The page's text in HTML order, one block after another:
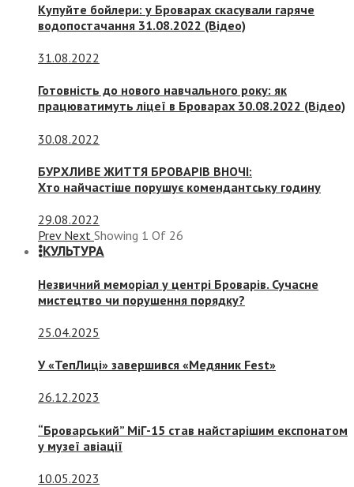
Купуйте бойлери: у Броварах скасували гаряче
водопостачання 31.08.2022 (Відео)
31.08.2022
Готовність до нового навчального року: як
працюватимуть ліцеї в Броварах 30.08.2022 (Відео)
30.08.2022
БУРХЛИВЕ ЖИТТЯ БРОВАРІВ ВНОЧІ:
Хто найчастіше порушує комендантську годину
29.08.2022
Prev Next Showing 1 Of 26
КУЛЬТУРА
Незвичний меморіал у центрі Броварів. Сучасне
мистецтво чи порушення порядку?
25.04.2025
У «ТепЛиці» завершився «Медяник Fest»
26.12.2023
“Броварський” МіГ-15 став найстарішим експонатом
у музеї авіації
10.05.2023